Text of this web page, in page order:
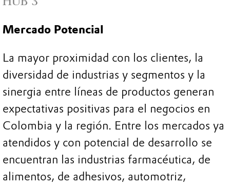
Mercado Potencial
La mayor proximidad con los clientes, la
diversidad de industrias y segmentos y la
sinergia entre líneas de productos generan
expectativas positivas para el negocios en
Colombia y la región. Entre los mercados ya
atendidos y con potencial de desarrollo se
encuentran las industrias farmacéutica, de
alimentos, de adhesivos, automotriz,